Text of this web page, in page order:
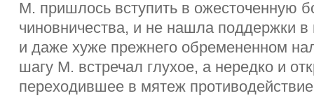
М. пришлось вступить в ожесточенную
чиновничества, и не нашла поддержки
и даже хуже прежнего обремененном
шагу М. встречал глухое, а нередко и
переходившее в мятеж